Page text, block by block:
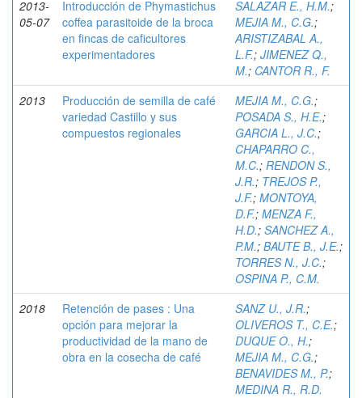
2013-
05-07
Introducción de Phymastichus
coffea parasitoide de la broca
en fincas de caficultores
experimentadores
SALAZAR E., H.M.;
MEJIA M., C.G.;
ARISTIZABAL A.,
L.F.; JIMENEZ Q.,
M.; CANTOR R., F.
2013
Producción de semilla de café
variedad Castillo y sus
compuestos regionales
MEJIA M., C.G.;
POSADA S., H.E.;
GARCIA L., J.C.;
CHAPARRO C.,
M.C.; RENDON S.,
J.R.; TREJOS P.,
J.F.; MONTOYA,
D.F.; MENZA F.,
H.D.; SANCHEZ A.,
P.M.; BAUTE B., J.E.;
TORRES N., J.C.;
OSPINA P., C.M.
2018
Retención de pases : Una
opción para mejorar la
productividad de la mano de
obra en la cosecha de café
SANZ U., J.R.;
OLIVEROS T., C.E.;
DUQUE O., H.;
MEJIA M., C.G.;
BENAVIDES M., P.;
MEDINA R., R.D.